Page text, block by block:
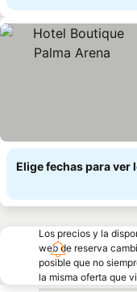
Elige fechas para ver
Los precios y la
web de reserva
posible que no
la misma oferta que